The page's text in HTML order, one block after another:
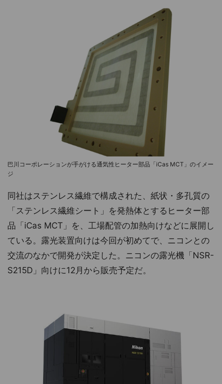
巴川コーポレーションが手がける通気性ヒーター部品「iCas MCT」のイメー
ジ
同社はステンレス繊維で構成された、紙状・多孔質の
「ステンレス繊維シート」を発熱体とするヒーター部
品「iCas MCT」を、工場配管の加熱向けなどに展開し
ている。露光装置向けは今回が初めてで、ニコンとの
交流のなかで開発が決定した。ニコンの露光機「NSR-
S215D」向けに12月から販売予定だ。